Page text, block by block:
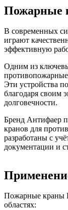
Пожарные
В современных
играют
эффективную
Одним из
Эти устройства
благодаря своим
долговечности.
Бренд Антифаер
кранов для
разработаны с
документации и
Пожарные краны
областях: